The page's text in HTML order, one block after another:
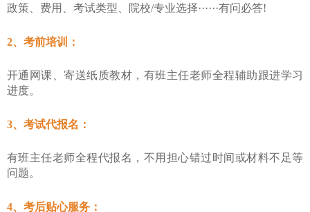
政策、费用、考试类型、院校/专业选择······有问必答!
2、考前培训：
开通网课、寄送纸质教材，有班主任老师全程辅助跟进学习
进度。
3、考试代报名：
有班主任老师全程代报名，不用担心错过时间或材料不足等
问题。
4、考后贴心服务：